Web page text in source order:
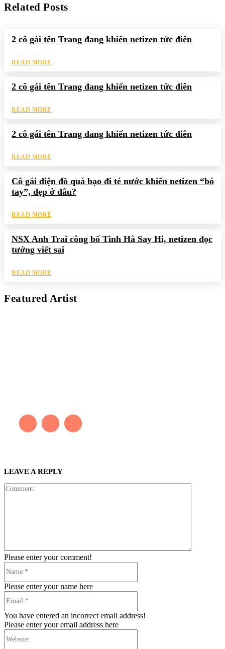
Related Posts
2 cô gái tên Trang đang khiến netizen tức điên
READ MORE
2 cô gái tên Trang đang khiến netizen tức điên
READ MORE
2 cô gái tên Trang đang khiến netizen tức điên
READ MORE
Cô gái diện đồ quá bạo đi té nước khiến netizen “bó
tay”, đẹp ở đâu?
READ MORE
NSX Anh Trai công bố Tinh Hà Say Hi, netizen đọc
tưởng viết sai
READ MORE
Featured Artist
LEAVE A REPLY
Please enter your comment!
Please enter your name here
You have entered an incorrect email address!
Please enter your email address here